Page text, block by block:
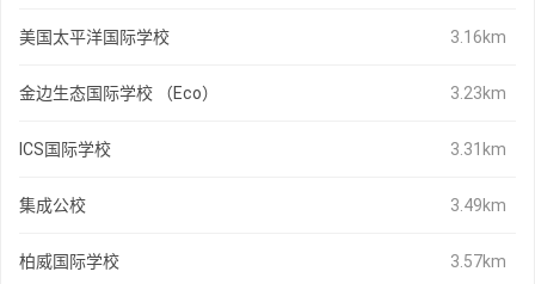
美国太平洋国际学校 3.16km
金边生态国际学校 （Eco） 3.23km
ICS国际学校 3.31km
集成公校 3.49km
柏威国际学校 3.57km